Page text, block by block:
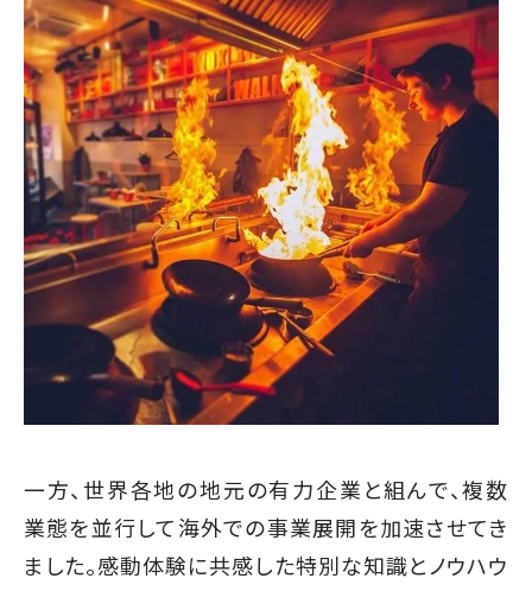
一方、世界各地の地元の有力企業と組んで、複数
業態を並行して海外での事業展開を加速させてき
ました。感動体験に共感した特別な知識とノウハウ